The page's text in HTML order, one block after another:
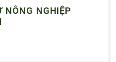
NÔNG NGHIỆP